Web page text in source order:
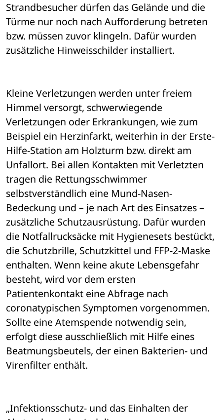
Strandbesucher dürfen das Gelände und die
Türme nur noch nach Aufforderung betreten
bzw. müssen zuvor klingeln. Dafür wurden
zusätzliche Hinweisschilder installiert.
Kleine Verletzungen werden unter freiem
Himmel versorgt, schwerwiegende
Verletzungen oder Erkrankungen, wie zum
Beispiel ein Herzinfarkt, weiterhin in der Erste-
Hilfe-Station am Holzturm bzw. direkt am
Unfallort. Bei allen Kontakten mit Verletzten
tragen die Rettungsschwimmer
selbstverständlich eine Mund-Nasen-
Bedeckung und – je nach Art des Einsatzes –
zusätzliche Schutzausrüstung. Dafür wurden
die Notfallrucksäcke mit Hygienesets bestückt,
die Schutzbrille, Schutzkittel und FFP-2-Maske
enthalten. Wenn keine akute Lebensgefahr
besteht, wird vor dem ersten
Patientenkontakt eine Abfrage nach
coronatypischen Symptomen vorgenommen.
Sollte eine Atemspende notwendig sein,
erfolgt diese ausschließlich mit Hilfe eines
Beatmungsbeutels, der einen Bakterien- und
Virenfilter enthält.
„Infektionsschutz- und das Einhalten der